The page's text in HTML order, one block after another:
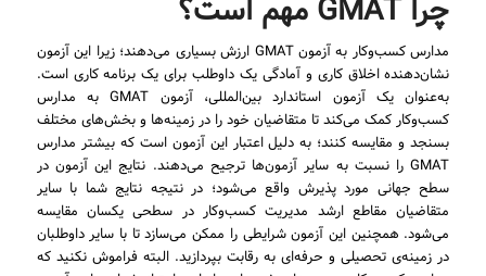
چرا GMAT مهم است؟
مدارس کسب‌وکار به آزمون GMAT ارزش بسیاری می‌دهند؛ زیرا این آزمون
نشان‌دهنده اخلاق کاری و آمادگی یک داوطلب برای یک برنامه کاری است.
به‌عنوان یک آزمون استاندارد بین‌المللی، آزمون GMAT به مدارس
کسب‌وکار کمک می‌کند تا متقاضیان خود را در زمینه‌ها و بخش‌های مختلف
بسنجد و مقایسه کنند؛ به دلیل اعتبار این آزمون است که بیشتر مدارس
GMAT را نسبت به سایر آزمون‌ها ترجیح می‌دهند. نتایج این آزمون در
سطح جهانی مورد پذیرش واقع می‌شود؛ در نتیجه نتایج شما با سایر
متقاضیان مقاطع ارشد مدیریت کسب‌وکار در سطحی یکسان مقایسه
می‌شود. همچنین این آزمون شرایطی را ممکن می‌سازد تا با سایر داوطلبان
در زمینه‌ی تحصیلی و حرفه‌ای به رقابت بپردازید. البته فراموش نکنید که